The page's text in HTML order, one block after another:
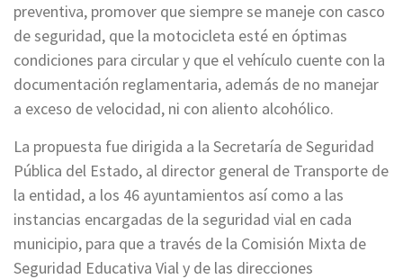
preventiva, promover que siempre se maneje con casco
de seguridad, que la motocicleta esté en óptimas
condiciones para circular y que el vehículo cuente con la
documentación reglamentaria, además de no manejar
a exceso de velocidad, ni con aliento alcohólico.
La propuesta fue dirigida a la Secretaría de Seguridad
Pública del Estado, al director general de Transporte de
la entidad, a los 46 ayuntamientos así como a las
instancias encargadas de la seguridad vial en cada
municipio, para que a través de la Comisión Mixta de
Seguridad Educativa Vial y de las direcciones